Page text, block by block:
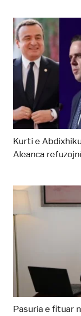
Kurti e
Aleanca
Pasuria e fituar